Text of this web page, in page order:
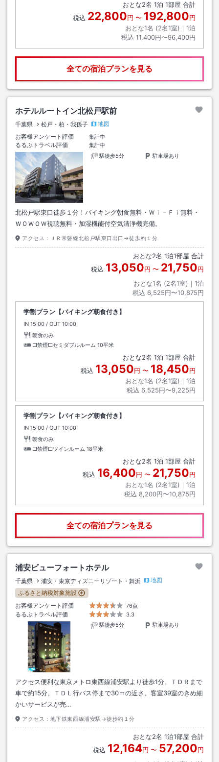
おとな2名 1泊 1部屋 合計
税込 22,800円 〜 192,800円
おとな1名 (2名1室)｜ 1泊
税込 11,400円〜96,400円
全ての宿泊プランを見る
ホテルルートイン北松戸駅前
千葉県 松戸・柏・我孫子
地図
お客様アンケート評価
集計中
るるぶトラベル評価
集計中
駅徒歩5分
駐車場あり
北松戸駅東口徒歩１分！バイキング朝食無料・Ｗｉ－Ｆｉ無料・
ＷＯＷＯＷ視聴無料・加湿機能付空気清浄機完備。
アクセス： ＪＲ常磐線北松戸駅東口出口→徒歩約１分
おとな2名 1泊1部屋 合計
税込 13,050円 〜 21,750円
おとな1名 (2名1室)｜ 1泊
税込 6,525円〜10,875円
学割プラン【バイキング朝食付き】
IN チェックイン
15:00 / OUT チェックアウト
10:00
朝食のみ
□禁煙□セミダブルルーム 10平米
おとな2名 1泊 1部屋 合計
税込 13,050円 〜 18,450円
おとな1名 (2名1室)｜ 1泊
税込 6,525円〜9,225円
学割プラン【バイキング朝食付き】
IN チェックイン
15:00 / OUT チェックアウト
10:00
朝食のみ
□禁煙□ツインルーム 18平米
おとな2名 1泊 1部屋 合計
税込 16,400円 〜 21,750円
おとな1名 (2名1室)｜ 1泊
税込 8,200円〜10,875円
全ての宿泊プランを見る
浦安ビューフォートホテル
千葉県 浦安・東京ディズニーリゾート・舞浜
地図
ふるさと納税対象施設
お客様アンケート評価
76点
るるぶトラベル評価
3.3
駅徒歩5分
駐車場あり
アクセス便利な東京メトロ東西線浦安駅より徒歩1分。ＴＤＲまで
車で約15分。ＴＤＬ行バス停まで30ｍの近さ。客室39室のきめ細
かいサービスが売…
アクセス： 地下鉄東西線浦安駅→徒歩約１分
おとな2名 1泊1部屋 合計
税込 12,164円 〜 57,200円